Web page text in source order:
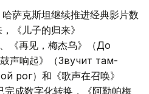
萨克斯坦继续推进经典影片数
《儿子的归来》
《再见，梅杰乌》（До
声响起》（Звучит там-
рог）和《歌声在召唤》
完成数字化转换，《阿勒帕梅